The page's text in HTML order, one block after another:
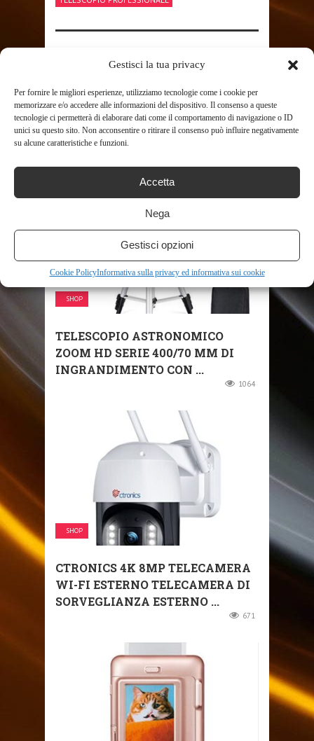
Gestisci la tua privacy
Per fornire le migliori esperienze, utilizziamo tecnologie come i cookie per
memorizzare e/o accedere alle informazioni del dispositivo. Il consenso a queste
tecnologie ci permetterà di elaborare dati come il comportamento di navigazione o ID
unici su questo sito. Non acconsentire o ritirare il consenso può influire negativamente
su alcune caratteristiche e funzioni.
Accetta
Nega
Gestisci opzioni
Cookie PolicyInformativa sulla privacy ed informativa sui cookie
SHARE THIS POST
RELATED POSTS
SHOP
TELESCOPIO ASTRONOMICO
ZOOM HD SERIE 400/70 MM DI
INGRANDIMENTO CON ...
1064
SHOP
CTRONICS 4K 8MP TELECAMERA
WI-FI ESTERNO TELECAMERA DI
SORVEGLIANZA ESTERNO ...
671